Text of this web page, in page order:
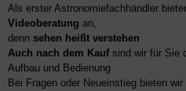
Als erster Astronomiefachhändler
Videoberatung an,
denn sehen heißt verstehen
Auch nach dem Kaufsind wir für Sie
Aufbau und Bedienung
Bei Fragen oder Neueinstieg bieten wir